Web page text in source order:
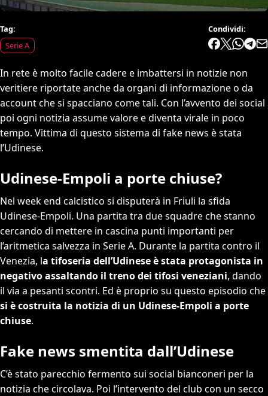
Tag:
Serie A
Condividi:
In rete è molto facile cadere e imbattersi in notizie non
veritiere riportate anche da organi di informazione o da
account che si spacciano come tali. Con l’avvento dei social
poi ogni notizia assume valore e diventa virale in poco
tempo. Vittima di questo sistema di fake news è stata
l’Udinese.
Udinese-Empoli a porte chiuse?
Nel week end calcistico si disputerà in Friuli la sfida
Udinese-Empoli. Una partita tra due squadre che stanno
cercando di mettere in cascina punti importanti per
l’aritmetica salvezza in Serie A. Durante la partita contro il
Venezia, la tifoseria dell’Udinese è stata protagonista in
negativo assaltando il treno dei tifosi veneziani, dando
il via a pesanti scontri. Ed è proprio su questo episodio che
si è costruita la notizia di un Udinese-Empoli a porte
chiuse.
Fake news smentita dall’Udinese
C’è stato parecchio fermento sui social bianconeri per la
notizia che circolava. Poi l’intervento del club con un secco